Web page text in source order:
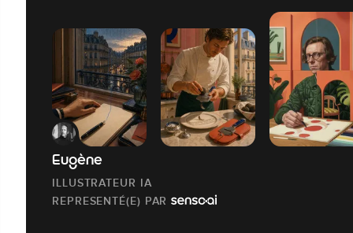
Eugène
ILLUSTRATEUR IA
REPRESENTÉ(E) PAR